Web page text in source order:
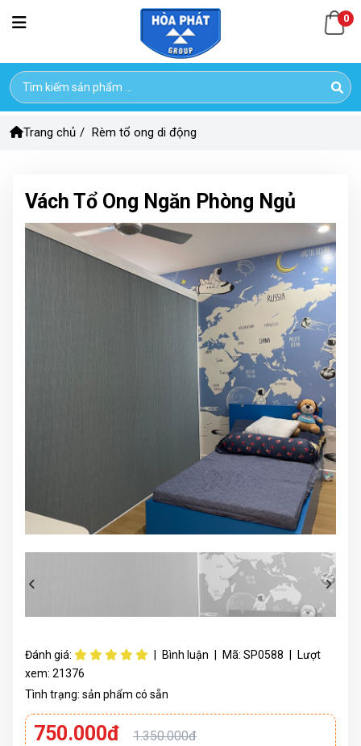
0
Trang chủ / Rèm tổ ong di động
Vách Tổ Ong Ngăn Phòng Ngủ
Đánh giá: Bình luận Mã: SP0588
Lượt
xem: 21376
Tình trạng: sản phẩm có sẵn
750.000đ 1.350.000đ